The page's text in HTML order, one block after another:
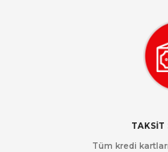
TAKSİT
Tüm kredi